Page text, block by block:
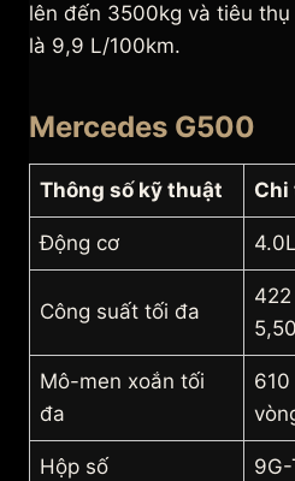
lên đến 3500kg và tiêu
là 9,9 L/100km.
Mercedes G500
Thông số kỹ thuật Chi
Động cơ
Công suất tối đa
Mô-men xoắn tối
đa
Hộp số 9G-